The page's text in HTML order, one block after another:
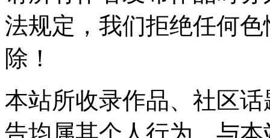
法规定，我们拒绝任何
除！
本站所收录作品、社区